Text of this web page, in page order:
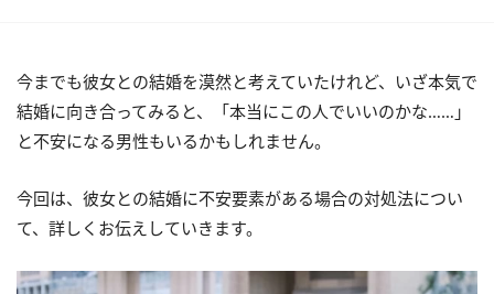
今までも彼女との結婚を漠然と考えていたけれど、いざ本気で
結婚に向き合ってみると、「本当にこの人でいいのかな……」
と不安になる男性もいるかもしれません。
今回は、彼女との結婚に不安要素がある場合の対処法につい
て、詳しくお伝えしていきます。